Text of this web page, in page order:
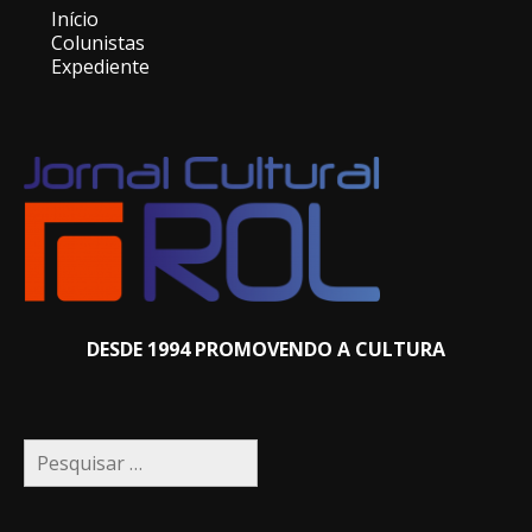
Início
Colunistas
Expediente
DESDE 1994 PROMOVENDO A CULTURA
Pesquisar
por: